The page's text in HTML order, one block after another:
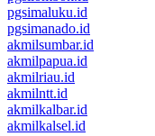
pgsimaluku.id
pgsimanado.id
akmilsumbar.id
akmilpapua.id
akmilriau.id
akmilntt.id
akmilkalbar.id
akmilkalsel.id